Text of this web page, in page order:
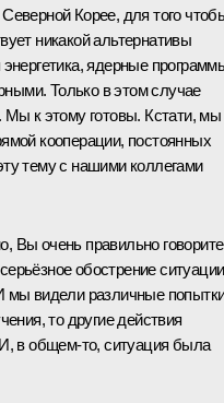
Корее, для того
никакой альтернативы
ядерные
Только в этом случае
Мы к этому готовы. Кстати, мы
кооперации, постоянных
тему с нашими коллегами
Вы очень правильно
обострение ситуации
мы видели различные
то другие действия
в общем‑то, ситуация была